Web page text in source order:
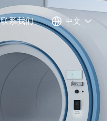
联系我们 中文